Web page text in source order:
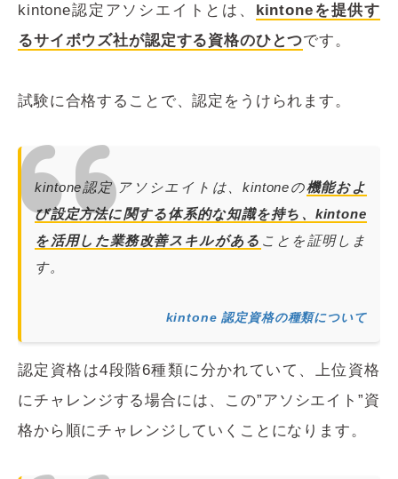
kintone認定アソシエイトとは、 kintoneを提供す
るサイボウズ社が認定する資格のひとつです。
試験に合格することで、認定をうけられます。
kintone認定 アソシエイトは、kintoneの機能およ
び設定方法に関する体系的な知識を持ち、kintone
を活用した業務改善スキルがある ことを証明しま
す。
kintone 認定資格の種類について
認定資格は4段階6種類に分かれていて、上位資格
にチャレンジする場合には、この”アソシエイト”資
格から順にチャレンジしていくことになります。